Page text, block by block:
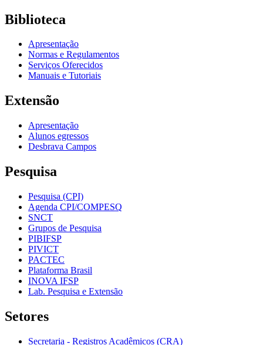
Biblioteca
Apresentação
Normas e Regulamentos
Serviços Oferecidos
Manuais e Tutoriais
Extensão
Apresentação
Alunos egressos
Desbrava Campos
Pesquisa
Pesquisa (CPI)
Agenda CPI/COMPESQ
SNCT
Grupos de Pesquisa
PIBIFSP
PIVICT
PACTEC
Plataforma Brasil
INOVA IFSP
Lab. Pesquisa e Extensão
Setores
Secretaria - Registros Acadêmicos (CRA)